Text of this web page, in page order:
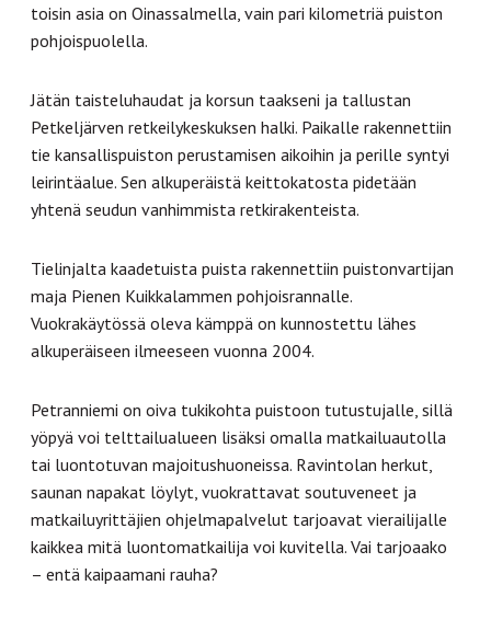
toisin asia on Oinassalmella, vain pari kilometriä puiston
pohjoispuolella.
Jätän taisteluhaudat ja korsun taakseni ja tallustan
Petkeljärven retkeilykeskuksen halki. Paikalle rakennettiin
tie kansallispuiston perustamisen aikoihin ja perille syntyi
leirintäalue. Sen alkuperäistä keittokatosta pidetään
yhtenä seudun vanhimmista retkirakenteista.
Tielinjalta kaadetuista puista rakennettiin puistonvartijan
maja Pienen Kuikkalammen pohjoisrannalle.
Vuokrakäytössä oleva kämppä on kunnostettu lähes
alkuperäiseen ilmeeseen vuonna 2004.
Petranniemi on oiva tukikohta puistoon tutustujalle, sillä
yöpyä voi telttailualueen lisäksi omalla matkailuautolla
tai luontotuvan majoitushuoneissa. Ravintolan herkut,
saunan napakat löylyt, vuokrattavat soutuveneet ja
matkailuyrittäjien ohjelmapalvelut tarjoavat vierailijalle
kaikkea mitä luontomatkailija voi kuvitella. Vai tarjoaako
– entä kaipaamani rauha?